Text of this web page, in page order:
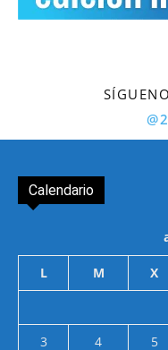
Calendario
L M X
3
4 5